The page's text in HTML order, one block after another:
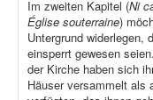
Im zweiten Kapitel (Ni
Église souterraine)
Untergrund widerlegen,
einsperrt gewesen
der Kirche haben sich
Häuser versammelt als